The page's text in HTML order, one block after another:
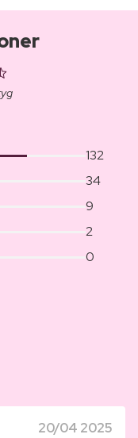
132
34
9
2
0
20/04 2025